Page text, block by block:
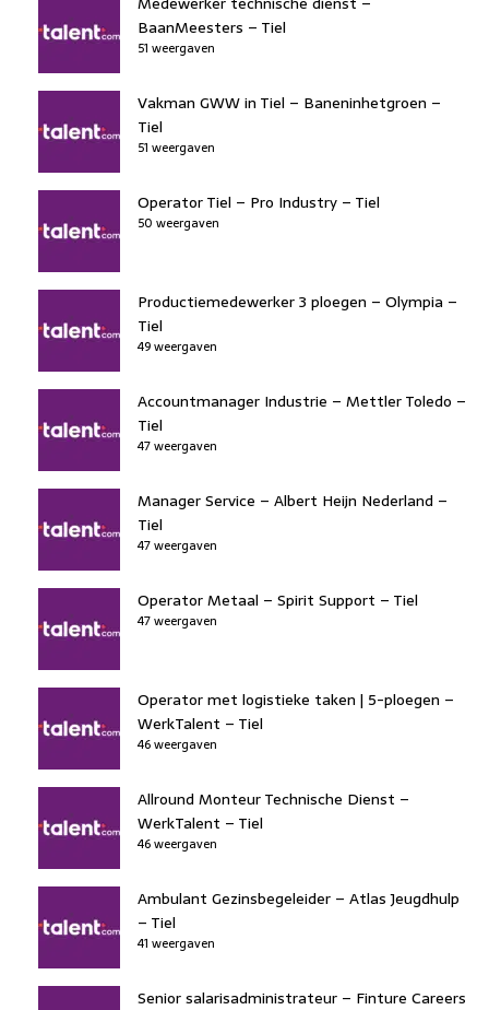
BaanMeesters – Tiel
51 weergaven
Vakman GWW in Tiel – Baneninhetgroen –
Tiel
51 weergaven
Operator Tiel – Pro Industry – Tiel
50 weergaven
Productiemedewerker 3 ploegen – Olympia –
Tiel
49 weergaven
Accountmanager Industrie – Mettler Toledo –
Tiel
47 weergaven
Manager Service – Albert Heijn Nederland –
Tiel
47 weergaven
Operator Metaal – Spirit Support – Tiel
47 weergaven
Operator met logistieke taken | 5-ploegen –
WerkTalent – Tiel
46 weergaven
Allround Monteur Technische Dienst –
WerkTalent – Tiel
46 weergaven
Ambulant Gezinsbegeleider – Atlas Jeugdhulp
– Tiel
41 weergaven
Senior salarisadministrateur – Finture Careers